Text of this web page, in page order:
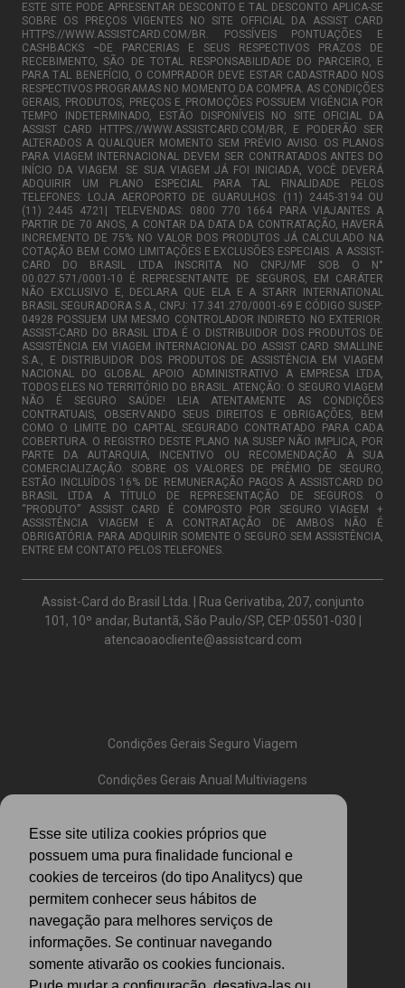
Esse site utiliza cookies próprios que
possuem uma pura finalidade funcional e
cookies de terceiros (do tipo Analitycs) que
permitem conhecer seus hábitos de
navegação para melhores serviços de
informações. Se continuar navegando
somente ativarão os cookies funcionais.
ESTE SITE PODE APRESENTAR DESCONTO E TAL DESCONTO APLICA-SE
SOBRE OS PREÇOS VIGENTES NO SITE OFFICIAL DA ASSIST CARD
HTTPS://WWW.ASSISTCARD.COM/BR. POSSÍVEIS PONTUAÇÕES E
CASHBACKS ¬DE PARCERIAS E SEUS RESPECTIVOS PRAZOS DE
RECEBIMENTO, SÃO DE TOTAL RESPONSABILIDADE DO PARCEIRO, E
PARA TAL BENEFÍCIO, O COMPRADOR DEVE ESTAR CADASTRADO NOS
RESPECTIVOS PROGRAMAS NO MOMENTO DA COMPRA. AS CONDIÇÕES
GERAIS, PRODUTOS, PREÇOS E PROMOÇÕES POSSUEM VIGÊNCIA POR
TEMPO INDETERMINADO, ESTÃO DISPONÍVEIS NO SITE OFICIAL DA
ASSIST CARD HTTPS://WWW.ASSISTCARD.COM/BR, E PODERÃO SER
ALTERADOS A QUALQUER MOMENTO SEM PRÉVIO AVISO. OS PLANOS
PARA VIAGEM INTERNACIONAL DEVEM SER CONTRATADOS ANTES DO
INÍCIO DA VIAGEM. SE SUA VIAGEM JÁ FOI INICIADA, VOCÊ DEVERÁ
ADQUIRIR UM PLANO ESPECIAL PARA TAL FINALIDADE PELOS
TELEFONES: LOJA AEROPORTO DE GUARULHOS: (11) 2445-3194 OU
(11) 2445 4721| TELEVENDAS: 0800 770 1664 PARA VIAJANTES A
PARTIR DE 70 ANOS, A CONTAR DA DATA DA CONTRATAÇÃO, HAVERÁ
INCREMENTO DE 75% NO VALOR DOS PRODUTOS JÁ CALCULADO NA
COTAÇÃO BEM COMO LIMITAÇÕES E EXCLUSÕES ESPECIAIS. A ASSIST-
CARD DO BRASIL LTDA INSCRITA NO CNPJ/MF SOB O N°
00.027.571/0001-10 É REPRESENTANTE DE SEGUROS, EM CARÁTER
NÃO EXCLUSIVO E, DECLARA QUE ELA E A STARR INTERNATIONAL
BRASIL SEGURADORA S.A., CNPJ: 17.341.270/0001-69 E CÓDIGO SUSEP:
04928 POSSUEM UM MESMO CONTROLADOR INDIRETO NO EXTERIOR.
ASSIST-CARD DO BRASIL LTDA É O DISTRIBUIDOR DOS PRODUTOS DE
ASSISTÊNCIA EM VIAGEM INTERNACIONAL DO ASSIST CARD SMALLINE
S.A., E DISTRIBUIDOR DOS PRODUTOS DE ASSISTÊNCIA EM VIAGEM
NACIONAL DO GLOBAL APOIO ADMINISTRATIVO A EMPRESA LTDA,
TODOS ELES NO TERRITÓRIO DO BRASIL. ATENÇÃO: O SEGURO VIAGEM
NÃO É SEGURO SAÚDE! LEIA ATENTAMENTE AS CONDIÇÕES
CONTRATUAIS, OBSERVANDO SEUS DIREITOS E OBRIGAÇÕES, BEM
COMO O LIMITE DO CAPITAL SEGURADO CONTRATADO PARA CADA
COBERTURA. O REGISTRO DESTE PLANO NA SUSEP NÃO IMPLICA, POR
PARTE DA AUTARQUIA, INCENTIVO OU RECOMENDAÇÃO À SUA
COMERCIALIZAÇÃO. SOBRE OS VALORES DE PRÊMIO DE SEGURO,
ESTÃO INCLUÍDOS 16% DE REMUNERAÇÃO PAGOS À ASSISTCARD DO
BRASIL LTDA A TÍTULO DE REPRESENTAÇÃO DE SEGUROS. O
“PRODUTO” ASSIST CARD É COMPOSTO POR SEGURO VIAGEM +
ASSISTÊNCIA VIAGEM E A CONTRATAÇÃO DE AMBOS NÃO É
OBRIGATÓRIA. PARA ADQUIRIR SOMENTE O SEGURO SEM ASSISTÊNCIA,
ENTRE EM CONTATO PELOS TELEFONES.
Assist-Card do Brasil Ltda. | Rua Gerivatiba, 207, conjunto
101, 10º andar, Butantã, São Paulo/SP, CEP:05501-030 |
atencaoaocliente@assistcard.com
Condições Gerais Seguro Viagem
Condições Gerais Anual Multiviagens
Política de Cookies
FAQ
Politica de Privacidade